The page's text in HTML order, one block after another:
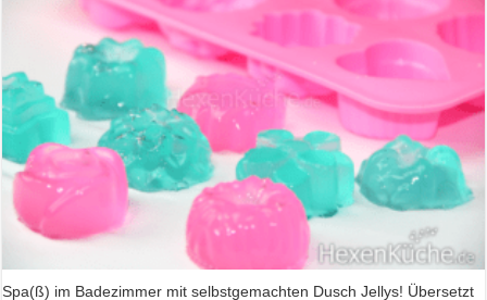
Spa(ß) im Badezimmer mit selbstgemachten Dusch Jellys! Übersetzt